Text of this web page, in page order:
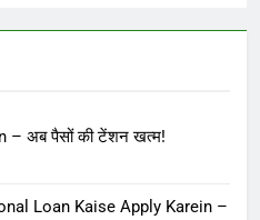
– अब पैसों की टेंशन खत्म!
Loan Kaise Apply Karein –